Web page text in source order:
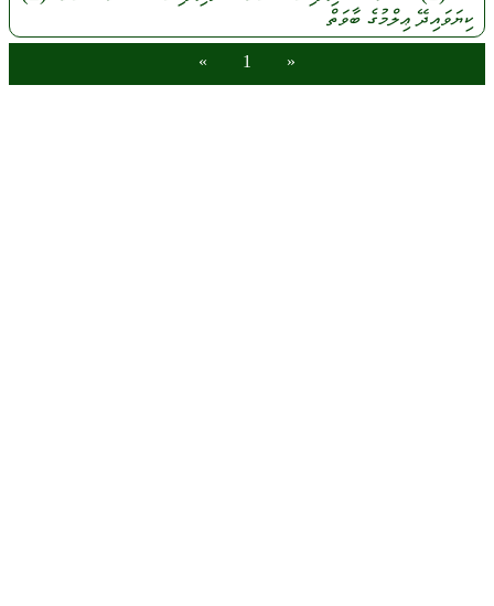
ކިޔަވައިދޭ ޢިލްމުގެ ބާވަތް
«
1
»